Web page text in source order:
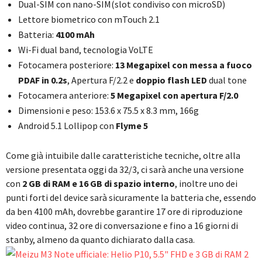
Dual-SIM con nano-SIM(slot condiviso con microSD)
Lettore biometrico con mTouch 2.1
Batteria: 4100 mAh
Wi-Fi dual band, tecnologia VoLTE
Fotocamera posteriore: 13 Megapixel con messa a fuoco
PDAF in 0.2s, Apertura F/2.2 e doppio flash LED dual tone
Fotocamera anteriore: 5 Megapixel con apertura F/2.0
Dimensioni e peso: 153.6 x 75.5 x 8.3 mm, 166g
Android 5.1 Lollipop con Flyme 5
Come già intuibile dalle caratteristiche tecniche, oltre alla
versione presentata oggi da 32/3, ci sarà anche una versione
con 2 GB di RAM e 16 GB di spazio interno, inoltre uno dei
punti forti del device sarà sicuramente la batteria che, essendo
da ben 4100 mAh, dovrebbe garantire 17 ore di riproduzione
video continua, 32 ore di conversazione e fino a 16 giorni di
stanby, almeno da quanto dichiarato dalla casa.